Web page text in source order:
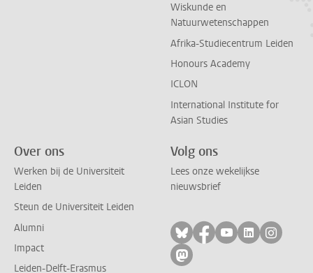
Wiskunde en
Natuurwetenschappen
Afrika-Studiecentrum Leiden
Honours Academy
ICLON
International Institute for
Asian Studies
Over ons
Werken bij de Universiteit
Leiden
Steun de Universiteit Leiden
Alumni
Impact
Leiden-Delft-Erasmus
Volg ons
Lees onze wekelijkse
nieuwsbrief
Volg ons op bluesky
Volg ons op
Volg ons op
Volg ons
Volg
Volg ons op mastodon